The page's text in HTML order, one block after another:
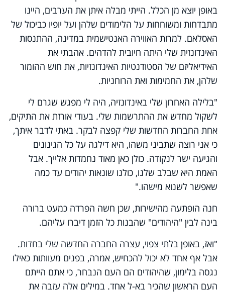
באופן יוצא מן הכלל. הייתי מבלה איתן את הערבים, היינו
מתבדחות ומשוחחות על הלימודים שלהן ועל יופיו כביכול של
האסלאם. למרות האווירה האנטישמית במדינה, ההתנסות
האינדונזית שלי היתה חיובית להדהים. אהבתי את
האידיאליזם של הסטודנטיות האינדונזיות, את חוש ההומור
שלהן, את החמימות ואת הרוחניות.
"בלילה האחרון שלי באינדונזיה, היה לי מפגש שגרם לי
לשקול מחדש את ההתרשמות שלי. בעודי אורזת את התיקים,
אחת החברות החדשות שלי קפצה לבקר. באתי לדבר איתך,
כי אני רוצה שתביני משהו, היא דילגה על כל הגינונים
והגיעה ישר לנקודה. כולן כאן מאוד נחמדות אלייך. אבל
האמת היא שבלב שלנו, כולנו שונאות יהודים עד כמה
שאפשר לשנוא מישהו."
חנה הופתעה מהישירות, שכן חשה הפרדה כמעט ברורה
בינה לבין "היהודים" שהבנות כל הזמן דיברו עליהם.
"ואז, באופן בלתי צפוי, עצרה החברה החדשה שלי בחדות.
אבל אף אחד לא יכול להכחיש, אמרה, בפנים מעוותות כאילו
נגסה בלימון, שהיהודים הם העם הנבחר, כי אתם הייתם
העם הראשון שהכיר בא-ל אחד. במילים אלה עזבה את